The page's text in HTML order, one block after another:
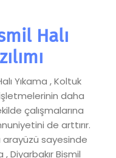
Halı
Yıkama , Koltuk
daha
çalışmalarına
de arttırır.
arayüzü sayesinde
, Diyarbakır Bismil